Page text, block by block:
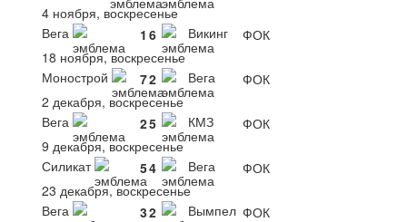
4 ноября, воскресенье
Вега
1 6 Викинг
ФОК
18 ноября, воскресенье
Монострой
72 Вега
ФОК
2 декабря, воскресенье
Вега
25 КМЗ
ФОК
9 декабря, воскресенье
Силикат
54 Вега
ФОК
23 декабря, воскресенье
Вега
32 Вымпел ФОК